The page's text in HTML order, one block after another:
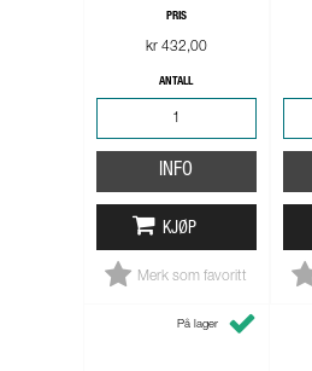
PRIS
kr 432,00
ANTALL
INFO
KJØP
Merk som favoritt
På lager